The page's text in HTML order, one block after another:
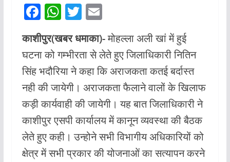
F
ac
e
b
o
o
k
W
at
s
A
p
p
T
itt
er
E
m
ai
l
काशीपुर(खबर धमाका)-मोहल्ला अली खां में हुई
घटना को गम्भीरता से लेते हुए जिलाधिकारी नितिन
सिंह भदौरिया ने कहा कि अराजकता कतई बर्दास्त
नही की जायेगी। अराजकता फैलाने वालों के खिलाफ
कड़ी कार्यवाही की जायेगी। यह बात जिलाधिकारी ने
काशीपुर एसपी कार्यालय में कानून व्यवस्था की बैठक
लेते हुए कही। उन्होने सभी विभागीय अधिकारियों को
क्षेत्र में सभी प्रकार की योजनाओं का सत्यापन करने